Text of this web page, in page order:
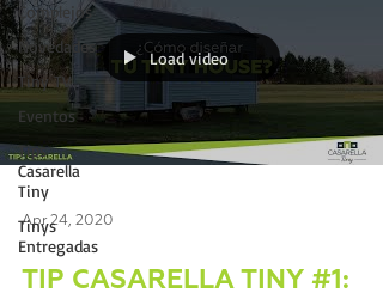
Complejos
Novedades
Tiny TV
Eventos
Tips
Casarella
Tiny
Tinys
Entregadas
Load video
Apr 24, 2020
TIP CASARELLA TINY #1: